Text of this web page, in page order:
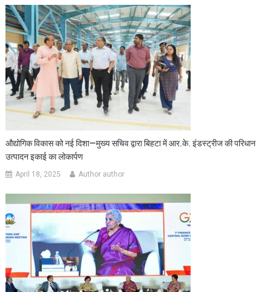
औद्योगिक विकास को नई दिशा—मुख्य सचिव द्वारा बिहटा में आर.के. इंडस्ट्रीज की परिधान
उत्पादन इकाई का लोकार्पण
April 18, 2025 Author author